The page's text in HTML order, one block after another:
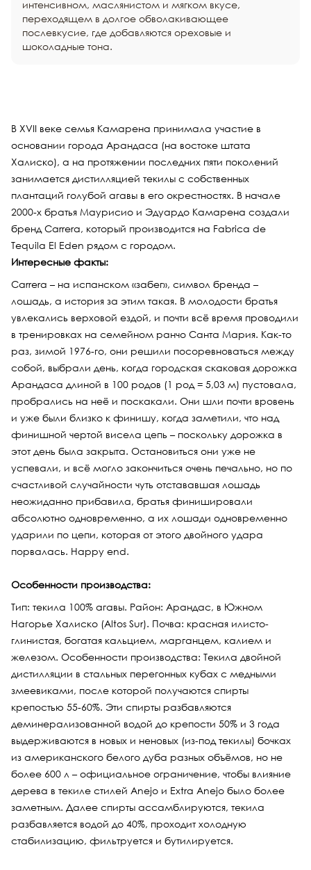
В XVII веке семья Камарена принимала участие в
основании города Арандаса (на востоке штата
Халиско), а на протяжении последних пяти поколений
занимается дистилляцией текилы с собственных
плантаций голубой агавы в его окрестностях. В начале
2000-х братья Маурисио и Эдуардо Камарена создали
бренд Carrera, который производится на Fabrica de
Tequila El Eden рядом с городом.
Интересные факты:
Carrera – на испанском «забег», символ бренда –
лошадь, а история за этим такая. В молодости братья
увлекались верховой ездой, и почти всё время проводили
в тренировках на семейном ранчо Санта Мария. Как-то
раз, зимой 1976-го, они решили посоревноваться между
собой, выбрали день, когда городская скаковая дорожка
Арандаса длиной в 100 родов (1 род = 5,03 м) пустовала,
пробрались на неё и поскакали. Они шли почти вровень
и уже были близко к финишу, когда заметили, что над
финишной чертой висела цепь – поскольку дорожка в
этот день была закрыта. Остановиться они уже не
успевали, и всё могло закончиться очень печально, но по
счастливой случайности чуть отстававшая лошадь
неожиданно прибавила, братья финишировали
абсолютно одновременно, а их лошади одновременно
ударили по цепи, которая от этого двойного удара
порвалась. Happy end.
Особенности производства:
Тип: текила 100% агавы. Район: Арандас, в Южном
Нагорье Халиско (Altos Sur). Почва: красная илисто-
глинистая, богатая кальцием, марганцем, калием и
железом. Особенности производства: Текила двойной
дистилляции в стальных перегонных кубах с медными
змеевиками, после которой получаются спирты
крепостью 55-60%. Эти спирты разбавляются
деминерализованной водой до крепости 50% и 3 года
выдерживаются в новых и неновых (из-под текилы) бочках
из американского белого дуба разных объёмов, но не
более 600 л – официальное ограничение, чтобы влияние
дерева в текиле стилей Anejo и Extra Anejo было более
заметным. Далее спирты ассамблируются, текила
разбавляется водой до 40%, проходит холодную
стабилизацию, фильтруется и бутилируется.
интенсивном, маслянистом и мягком вкусе,
переходящем в долгое обволакивающее
послевкусие, где добавляются ореховые и
шоколадные тона.